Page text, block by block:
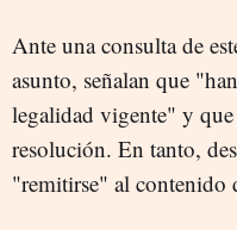
Ante una consulta de
asunto, señalan que
legalidad vigente" y
resolución. En tanto,
"remitirse" al contenido